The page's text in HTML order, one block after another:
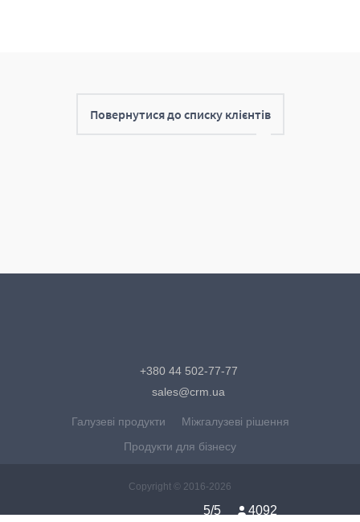
Повернутися до списку клієнтів
+380 44 502-77-77
sales@crm.ua
Галузеві продукти
Міжгалузеві рішення
Продукти для бізнесу
Copyright © 2016-2026
5/5 4092